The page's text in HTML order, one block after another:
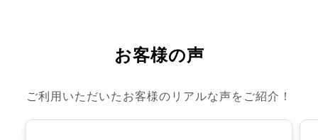
お客様の声
ご利用いただいたお客様のリアルな声をご紹介！